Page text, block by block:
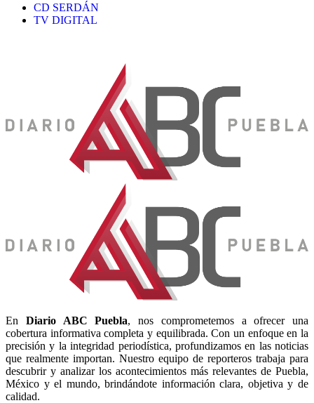
CD SERDÁN
TV DIGITAL
En Diario ABC Puebla, nos comprometemos a ofrecer una
cobertura informativa completa y equilibrada. Con un enfoque en la
precisión y la integridad periodística, profundizamos en las noticias
que realmente importan. Nuestro equipo de reporteros trabaja para
descubrir y analizar los acontecimientos más relevantes de Puebla,
México y el mundo, brindándote información clara, objetiva y de
calidad.